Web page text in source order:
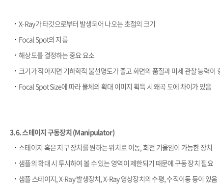
​·X-Ray가 타깃으로부터 발생되어 나오는 초점의 크기
​· Focal Spot의 지름
​·해상도를 결정하는 중요 요소
​·크기가 작아지면 기하학적 불선명도가 줄고 화면의 품질과 미세 관찰 능력이
​· Focal Spot Size에 따라 물체의 확대 이미지 획득 시 왜곡 도에 차이가 있음
3.6. 스테이지 구동장치 (Manipulator)
​·스테이지 혹은 지구 장치를 원하는 위치로 이동, 회전 기울임이 가능한 장치
​· 샘플의 확대 시 투시하여 볼 수 있는 영역이 제한되기 때문에 구동 장치 필요
​· 샘플 스테이지, X-Ray 발생장치, X-Ray 영상장치의 수평, 수직이동 등이 있음